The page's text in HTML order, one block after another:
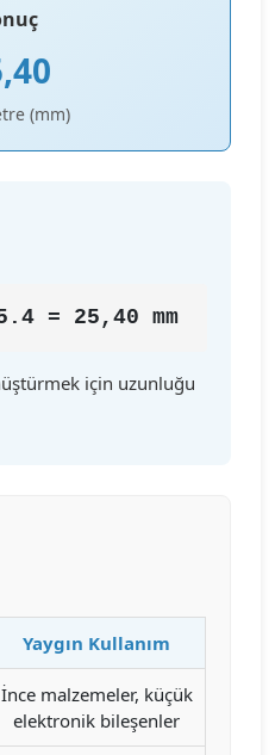
(mm)
= 25,40 mm
için uzunluğu
Yaygın Kullanım
İnce malzemeler, küçük
elektronik bileşenler